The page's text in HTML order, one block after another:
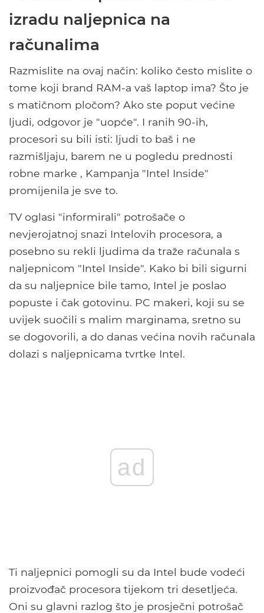
izradu naljepnica na
računalima
Razmislite na ovaj način: koliko često mislite o
tome koji brand RAM-a vaš laptop ima? Što je
s matičnom pločom? Ako ste poput većine
ljudi, odgovor je "uopće". I ranih 90-ih,
procesori su bili isti: ljudi to baš i ne
razmišljaju, barem ne u pogledu prednosti
robne marke , Kampanja "Intel Inside"
promijenila je sve to.
TV oglasi "informirali" potrošače o
nevjerojatnoj snazi ​​Intelovih procesora, a
posebno su rekli ljudima da traže računala s
naljepnicom "Intel Inside". Kako bi bili sigurni
da su naljepnice bile tamo, Intel je poslao
popuste i čak gotovinu. PC makeri, koji su se
uvijek suočili s malim marginama, sretno su
se dogovorili, a do danas većina novih računala
dolazi s naljepnicama tvrtke Intel.
ad
Ti naljepnici pomogli su da Intel bude vodeći
proizvođač procesora tijekom tri desetljeća.
Oni su glavni razlog što je prosječni potrošač